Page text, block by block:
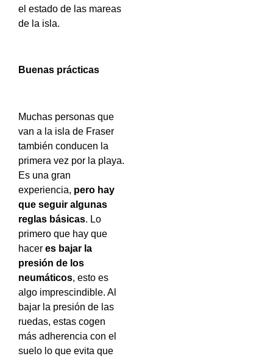
el estado de las mareas
de la isla.
Buenas prácticas
Muchas personas que
van a la isla de Fraser
también conducen la
primera vez por la playa.
Es una gran
experiencia, pero hay
que seguir algunas
reglas básicas. Lo
primero que hay que
hacer es bajar la
presión de los
neumáticos, esto es
algo imprescindible. Al
bajar la presión de las
ruedas, estas cogen
más adherencia con el
suelo lo que evita que